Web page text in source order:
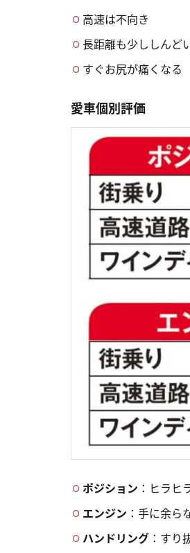
高速は不向き
長距離も少ししんど
すぐお尻が痛くなる
愛車個別評価
ポジション ：ヒラヒ
エンジン ：手に余ら
ハンドリング ：すり